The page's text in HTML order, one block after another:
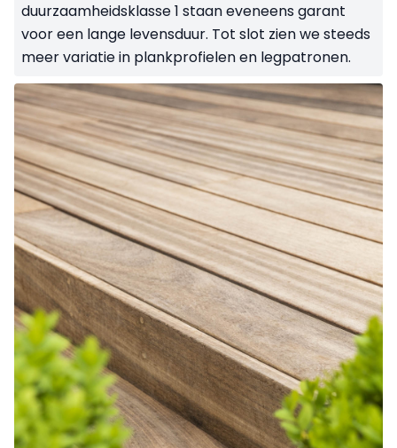
duurzaamheidsklasse 1 staan eveneens garant
voor een lange levensduur. Tot slot zien we steeds
meer variatie in plankprofielen en legpatronen.